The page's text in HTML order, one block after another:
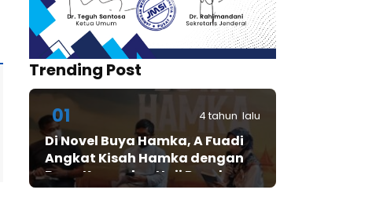
Trending Post
01 4 tahun lalu
Di Novel Buya Hamka, A Fuadi
Angkat Kisah Hamka dengan
Bung Karno dan Haji Rasul